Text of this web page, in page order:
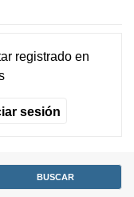
registradoen
sesión